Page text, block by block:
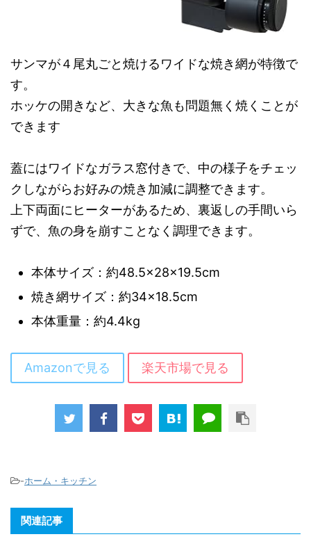
サンマが４尾丸ごと焼けるワイドな焼き網が特徴で
す。
ホッケの開きなど、大きな魚も問題無く焼くことが
できます
蓋にはワイドなガラス窓付きで、中の様子をチェッ
クしながらお好みの焼き加減に調整できます。
上下両面にヒーターがあるため、裏返しの手間いら
ずで、魚の身を崩すことなく調理できます。
本体サイズ：約48.5×28×19.5cm
焼き網サイズ：約34×18.5cm
本体重量：約4.4kg
Amazonで見る 楽天市場で見る
-ホーム・キッチン
関連記事